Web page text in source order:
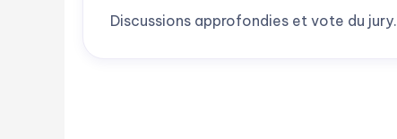
Discussions approfondies et vote du jury.